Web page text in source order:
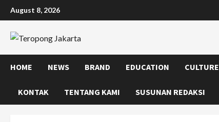
Skip
to
content
August 8, 2026
HOME NEWS BRAND EDUCATION CULTURE
KONTAK TENTANG KAMI SUSUNAN REDAKSI